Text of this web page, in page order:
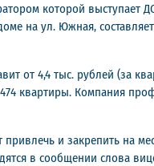
которой
на ул. Южная,
от 4,4 тыс. рублей (за
квартиры. Компания
и закрепить на
в сообщении слова